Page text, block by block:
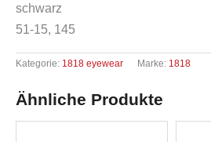
schwarz
51-15, 145
Kategorie: 1818 eyewear Marke: 1818
Ähnliche Produkte